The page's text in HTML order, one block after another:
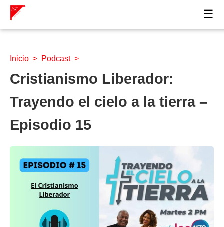
☰
Inicio > Podcast>
Cristianismo Liberador:
Trayendo el cielo a la tierra –
Episodio 15